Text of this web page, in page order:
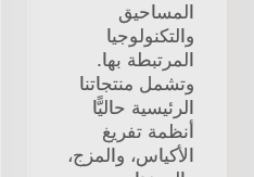
المساحيق
والتكنولوجيا
المرتبطة بها.
وتشمل منتجاتنا
الرئيسية حاليًّا
أنظمة تفريغ
الأكياس، والمزج،